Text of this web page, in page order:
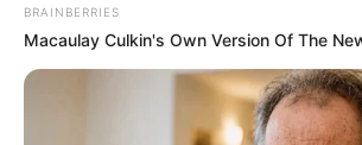
sépare en
BRAINBERRIES
Macaulay Culkin's Own Version Of The